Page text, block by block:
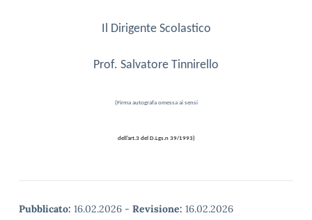
Il Dirigente Scolastico
Prof. Salvatore Tinnirello
(Firma autografa omessa ai sensi
dell’art.3 del D.Lgs.n 39/1993)
Pubblicato: 16.02.2026 - Revisione: 16.02.2026